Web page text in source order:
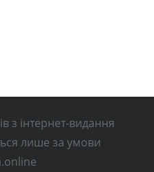
з інтернет-видання
лише за умови